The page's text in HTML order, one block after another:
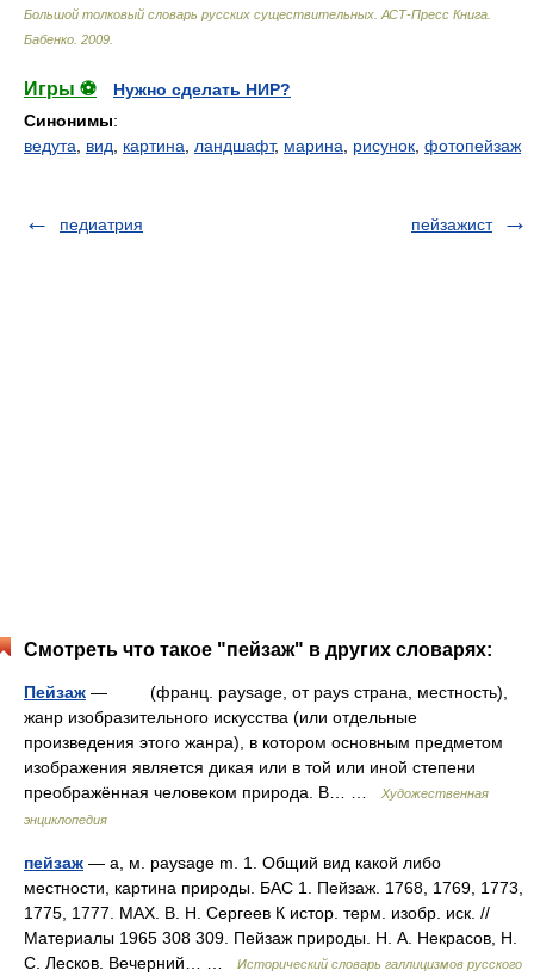
Большой толковый словарь русских существительных. АСТ-Пресс Книга
Бабенко 2009
Игры ⚽
Нужно сделать НИР?
Синонимы:
ведута, вид, картина, ландшафт, марина, рисунок, фотопейзаж
педиатрия пейзажист
Смотреть что такое "пейзаж" в других словарях:
Пейзаж — (франц. paysage, от pays страна, местность),
жанр изобразительного искусства (или отдельные
произведения этого жанра), в котором основным предметом
изображения является дикая или в той или иной степени
преображённая человеком природа. В… …
Художественная
энциклопедия
пейзаж — а, м. paysage m. 1. Общий вид какой либо
местности, картина природы. БАС 1. Пейзаж. 1768, 1769, 1773,
1775, 1777. МАХ. В. Н. Сергеев К истор. терм. изобр. иск. //
Материалы 1965 308 309. Пейзаж природы. Н. А. Некрасов, Н.
С. Лесков. Вечерний… …
Исторический словарь галлицизмов русского